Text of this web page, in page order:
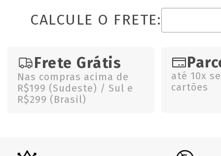
CALCULE O FRETE:
Frete Grátis
Nas compras acima de
R$199 (Sudeste) / Sul e
R$299 (Brasil)
até 10x
cartões